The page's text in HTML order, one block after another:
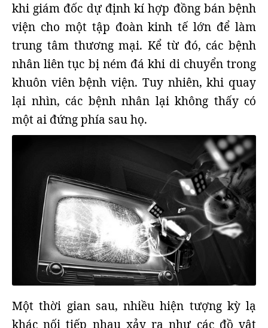
khi giám đốc dự định kí hợp đồng bán bệnh
viện cho một tập đoàn kinh tế lớn để làm
trung tâm thương mại. Kể từ đó, các bệnh
nhân liên tục bị ném đá khi di chuyển trong
khuôn viên bệnh viện. Tuy nhiên, khi quay
lại nhìn, các bệnh nhân lại không thấy có
một ai đứng phía sau họ.
Một thời gian sau, nhiều hiện tượng kỳ lạ
khác nối tiếp nhau xảy ra như các đồ vật